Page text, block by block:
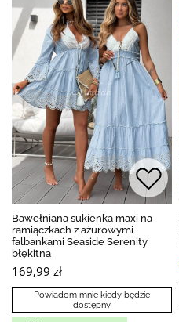
Bawełniana sukienka maxi na
ramiączkach z ażurowymi
falbankami Seaside Serenity
błękitna
169,99 zł
Powiadom mnie kiedy będzie
dostępny